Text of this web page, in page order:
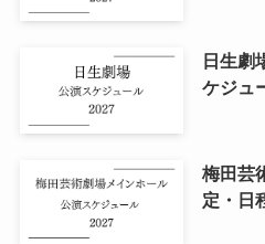
日生劇
ケジュ
梅田芸
定・日